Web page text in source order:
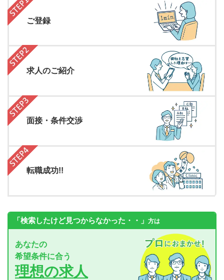
ご登録
求人のご紹介
面接・条件交渉
転職成功!!
「検索したけど見つからなかった・・」 方は
あなたの
希望条件に合う
理想の求人